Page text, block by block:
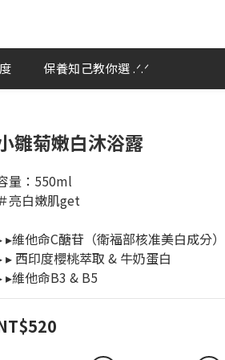
保養知己教你選 .ᐟ.ᐟ
雛菊嫩白沐浴露
量：550ml
亮白嫩肌get
▸維他命C醣苷（衛福部核准美白成分）
▸ 西印度櫻桃萃取 & 牛奶蛋白
▸維他命B3 & B5